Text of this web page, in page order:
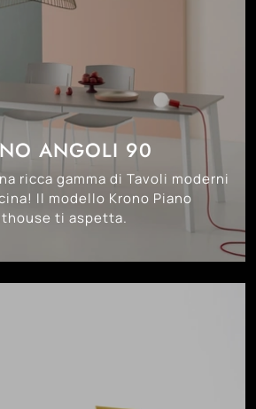
ANGOLI 90
ricca gamma di Tavoli moderni
Il modello Krono Piano
ti aspetta.